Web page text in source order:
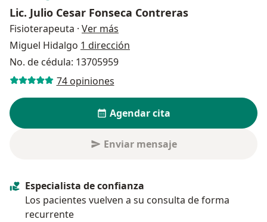
Lic. Julio Cesar Fonseca Contreras
Fisioterapeuta · Ver más
Miguel Hidalgo 1 dirección
No. de cédula: 13705959
74 opiniones
Agendar cita
Enviar mensaje
Especialista de confianza
Los pacientes vuelven a su consulta de forma
recurrente